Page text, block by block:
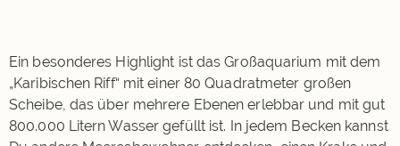
Ein besonderes Highlight ist das Großaquarium mit dem
„Karibischen Riff“ mit einer 80 Quadratmeter großen
Scheibe, das über mehrere Ebenen erlebbar und mit gut
800.000 Litern Wasser gefüllt ist. In jedem Becken kannst